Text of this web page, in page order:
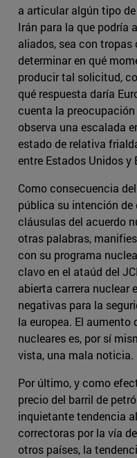
a articular algún tipo
Irán para la que podría
aliados, sea con
determinar en qué
producir tal solicitud,
qué respuesta daría
cuenta la
observa una escalada
estado de relativa
entre Estados Unidos y
Como consecuencia
pública su intención
cláusulas del acuerdo
otras palabras,
con su programa
clavo en el ataúd del
abierta carrera nuclear
negativas para la
la europea. El aumento
nucleares es, por sí
vista, una mala noticia.
Por último, y como
precio del barril de
inquietante tendencia
correctoras por la vía
otros países, la